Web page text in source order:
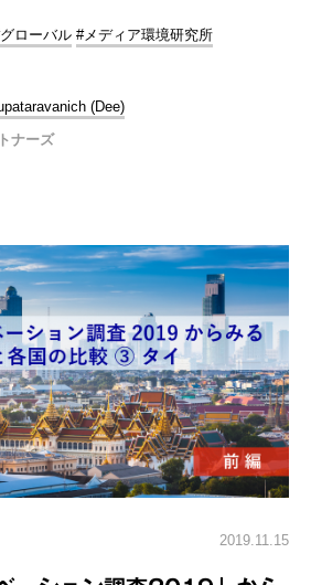
ローバル #メディア環境研究所
(Dee)
ナーズ
2019.11.15